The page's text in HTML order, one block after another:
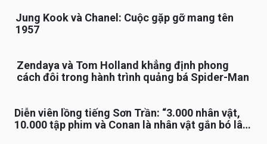
Jung Kook và Chanel: Cuộc gặp gỡ mang tên
1957
Zendaya và Tom Holland khẳng định phong
cách đôi trong hành trình quảng bá Spider-Man
Diễn viên lồng tiếng Sơn Trần: “3.000 nhân vật,
10.000 tập phim và Conan là nhân vật gắn bó lâu